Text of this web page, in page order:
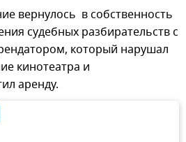
вернулось в собственность
судебных разбирательств с
который нарушал
кинотеатра и
аренду.